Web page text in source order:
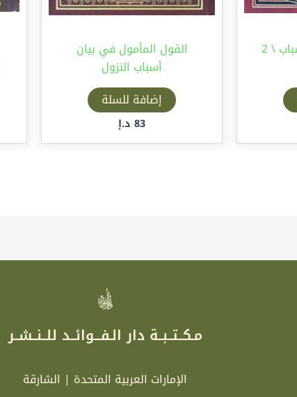
العجاب في بيان الأسباب \ 2
القول المأمول في بيان
أسباب النزول
إضافة للسلة
83 د.إ
مـكــتــبــة دار الـفـــوائــد للــنــشــر
الإمارات العربية المتحدة | الشارقة